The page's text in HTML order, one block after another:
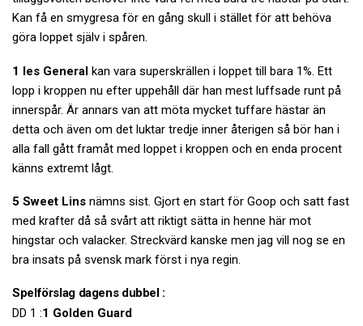
Kan få en smygresa för en gång skull i stället för att behöva
göra loppet själv i spåren.
1 Ies General kan vara superskrällen i loppet till bara 1%. Ett
lopp i kroppen nu efter uppehåll där han mest luffsade runt på
innerspår. Är annars van att möta mycket tuffare hästar än
detta och även om det luktar tredje inner återigen så bör han i
alla fall gått framåt med loppet i kroppen och en enda procent
känns extremt lågt.
5 Sweet Lins nämns sist. Gjort en start för Goop och satt fast
med krafter då så svårt att riktigt sätta in henne här mot
hingstar och valacker. Streckvärd kanske men jag vill nog se en
bra insats på svensk mark först i nya regin.
Spelförslag dagens dubbel :
DD 1 :1 Golden Guard